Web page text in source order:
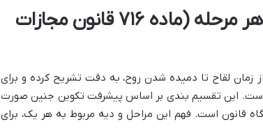
مراحل رشد جنین و دیه مربوط به هر مرحله (ماده ۷۱۶ قانون مجازات
مراحل رشد جنین را از زمان لقاح تا دمیده شدن روح، به دقت تشریح کرده و برای
است. این تقسیم بندی بر اساس پیشرفت تکوین جنین صورت
قانون است. فهم این مراحل و دیه مربوط به هر یک، برای